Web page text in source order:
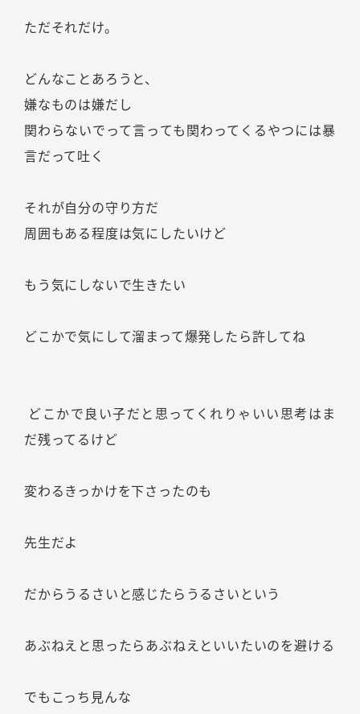
ただそれだけ。
どんなことあろうと、
嫌なものは嫌だし
関わらないでって言っても関わってくるやつには暴
言だって吐く
それが自分の守り方だ
周囲もある程度は気にしたいけど
もう気にしないで生きたい
どこかで気にして溜まって爆発したら許してね
どこかで良い子だと思ってくれりゃいい思考はま
だ残ってるけど
変わるきっかけを下さったのも
先生だよ
だからうるさいと感じたらうるさいという
あぶねえと思ったらあぶねえといいたいのを避ける
でもこっち見んな